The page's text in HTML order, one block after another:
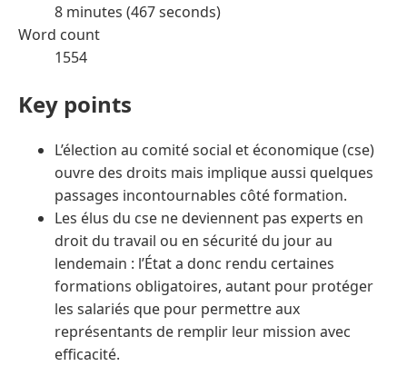
8 minutes (467 seconds)
Word count
1554
Key points
L’élection au comité social et économique (cse)
ouvre des droits mais implique aussi quelques
passages incontournables côté formation.
Les élus du cse ne deviennent pas experts en
droit du travail ou en sécurité du jour au
lendemain : l’État a donc rendu certaines
formations obligatoires, autant pour protéger
les salariés que pour permettre aux
représentants de remplir leur mission avec
efficacité.